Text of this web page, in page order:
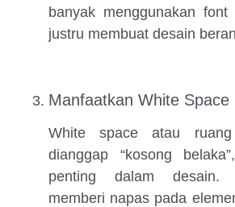
banyak menggunakan
justru membuat desain
Manfaatkan White Space
White space atau
dianggap “kosong
penting dalam desain.
memberi napas pada